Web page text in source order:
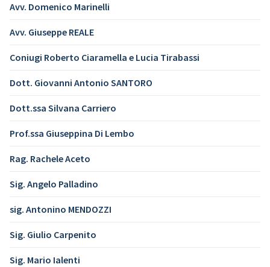
Avv. Domenico Marinelli
Avv. Giuseppe REALE
Coniugi Roberto Ciaramella e Lucia Tirabassi
Dott. Giovanni Antonio SANTORO
Dott.ssa Silvana Carriero
Prof.ssa Giuseppina Di Lembo
Rag. Rachele Aceto
Sig. Angelo Palladino
sig. Antonino MENDOZZI
Sig. Giulio Carpenito
Sig. Mario Ialenti